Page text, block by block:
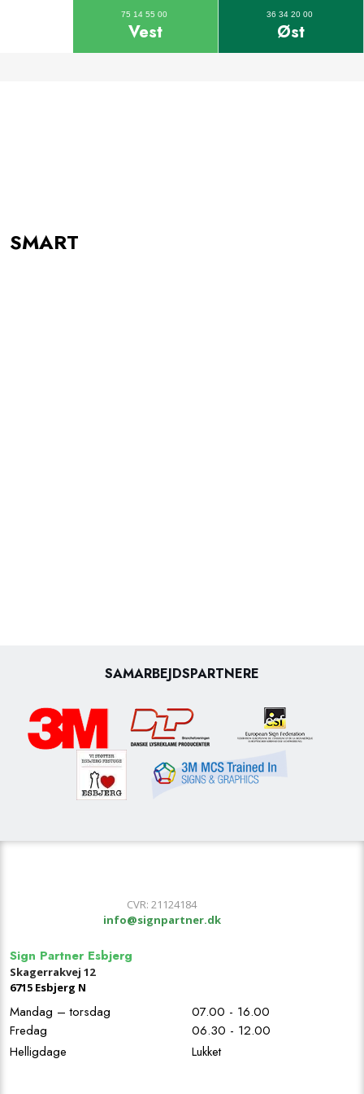
75 14 55 00
Vest
36 34 20 00
Øst
SMART
SAMARBEJDSPARTNERE
​CVR: 21124184
info@signpartner.dk
Sign Partner Esbjerg
Skagerrakvej 12
67​15 Esbjerg N
Mandag – torsdag
07.00 - 16.00
Fredag
06.30 - 12.00
Helligdage
Lukket